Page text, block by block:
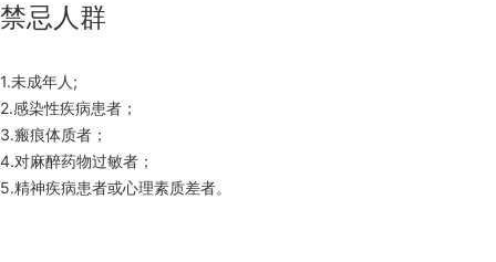
禁忌人群
1.未成年人;
2.感染性疾病患者；
3.瘢痕体质者；
4.对麻醉药物过敏者；
5.精神疾病患者或心理素质差者。